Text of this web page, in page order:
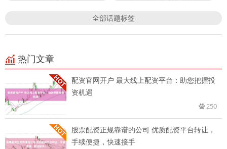
全部话题标签
热门文章
配资官网开户 最大线上配资平台：助您把握投
资机遇
250
股票配资正规靠谱的公司 优质配资平台转让，
手续便捷，快速接手